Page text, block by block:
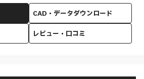
CAD・データダウンロード
レビュー・口コミ